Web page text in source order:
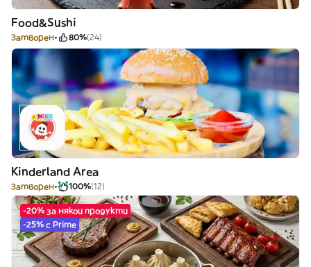
Food&Sushi
Затворен 80%(24)
Kinderland Area
Затворен 100%(12)
-20% за някои продукти
-25% с Prime